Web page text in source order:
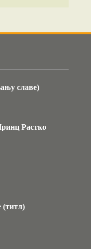
славе)
Растко
(титл)